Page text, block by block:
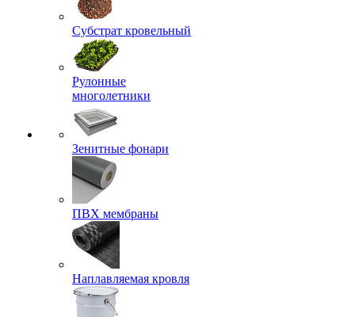
Субстрат кровельный
Рулонные
многолетники
Зенитные фонари
ПВХ мембраны
Наплавляемая кровля